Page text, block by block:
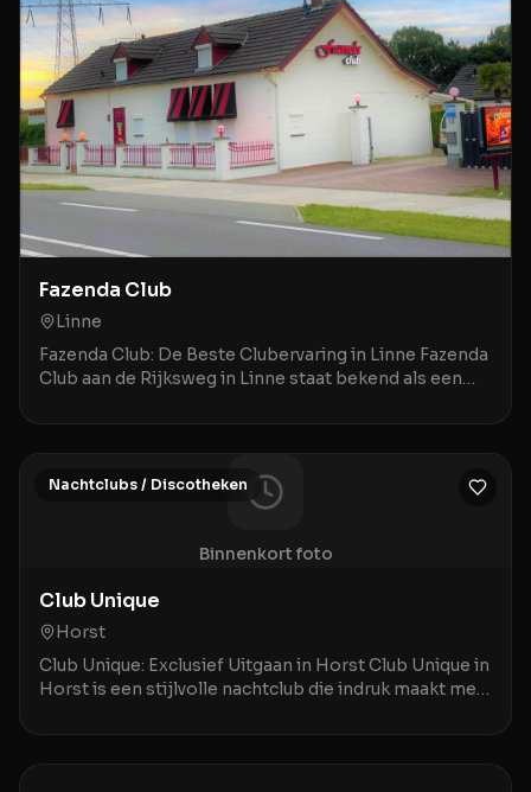
Fazenda Club
Linne
Fazenda Club: De Beste Clubervaring in Linne Fazenda
Club aan de Rijksweg in Linne staat bekend als een
Binnenkort foto
Nachtclubs / Discotheken
Club Unique
Horst
Club Unique: Exclusief Uitgaan in Horst Club Unique in
Horst is een stijlvolle nachtclub die indruk maakt met